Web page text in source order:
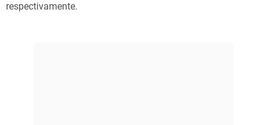
respectivamente.